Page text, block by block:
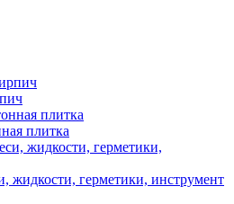
плитка
жидкости, герметики, инструмент